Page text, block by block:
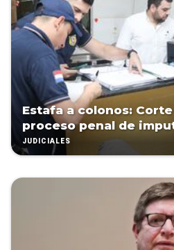
Estafa a colonos:
proceso penal de
JUDICIALES